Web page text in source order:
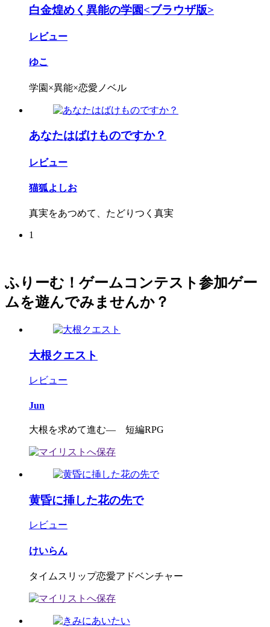
白金煌めく異能の学園<ブラウザ版>
レビュー
ゆこ
学園×異能×恋愛ノベル
あなたはばけものですか？
レビュー
猫狐よしお
真実をあつめて、たどりつく真実
1
ふりーむ！ゲームコンテスト参加ゲー
ムを遊んでみませんか？
大根クエスト
レビュー
Jun
大根を求めて進む― 短編RPG
黄昏に挿した花の先で
レビュー
けいらん
タイムスリップ恋愛アドベンチャー